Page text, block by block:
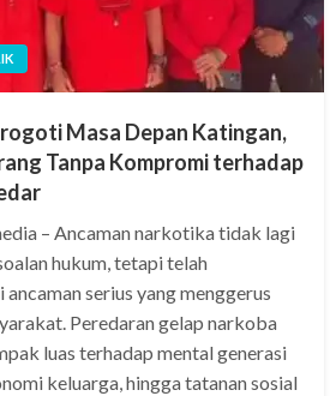
Masa Depan Katingan,
Tanpa Kompromi terhadap
– Ancaman narkotika tidak lagi
hukum, tetapi telah
serius yang menggerus
Peredaran gelap narkoba
luas terhadap mental generasi
keluarga, hingga tatanan sosial